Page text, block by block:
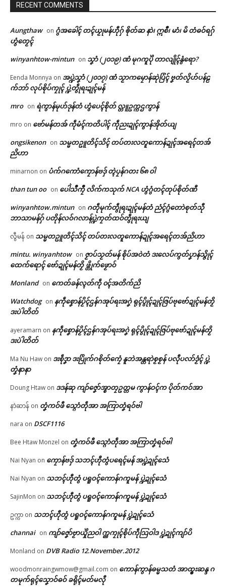
ဌာန်ပရိုၚ်ဗၠးၜးမန်
ပရိုၚ်လက္ကရဴအိုတ်
🏛 လညာတ်ပါ်ပဲါ
ညးဒါန်လိက်
Related
ဘာကောန်ဂကူမန်ဂမၠိုၚ် ဂိတုမေ
(၂၅) ဏံ စဒုၚ်တဲပအပ်ဘာရောၚ်
May 21, 2026
In "ပရိုၚ်"
တ်ဂှ်ဂြဴ
June 15, 2026
ဂၠေၚ်ပၞာန်မန်ဂှ် ဇြိုၚ်မံၚ်စိုတ်ဟာ …
RECENT COMMENTS
Aungthaw on ဂွံအခေါၚ် တၚ်ယၟုမန်ဟီုဂှ် ၜိုတ်ဆ နာဲ၊ ဣစဳ၊ မာံ၊ မိ တံဓဝ်ရဂှ်
ဟွံတၟေၚ်
winyanhtow-mintun on သၞာံ (၂၀၁၉) ဏံ မုဂကူပိုဲ တာလျိုၚ်နွံရော?
Eenda Monnya on အပ္ဍဲသၞာံ (၂၀၁၇) ဏံ သၟာကမၠောန်ဆုဲပြံၚ် ဗၞတ်လၟိဟ်ပန်ဠ
က်ဘာ် လုပ်စိုပ်ကၠုၚ် ပ္ဍဲတွဵုရးဍုၚ်မန်
mro on ရဲကွာန်မုဟ်ဒုန်တံ ဟွံပေၚ်စိုတ် လ္တူဥက္ကဌကွာန်
mro on ဗော်မန်တအ် ကဵုမံၚ်ကတိပါၚ် ကဵုညးဍုၚ်ကွာန်အိုတ်ယျ
ongsikenon on သမ္မတဥူတိၚ်သိၚ် တပ်တးလတူကောန်ဍုၚ်အရေၚ်တအ်
ညိဟာ
minarnon on ပံက်ဂကောံကၠောန်ဗဒှ် တ္ၚဲပၠန်ဂတး ၆၈ ဝါ
than tun oo on ပေါဲသဳကၠဳ လိက်ကသုက် NCA ဟွံဂွံတၚ်တုပ်စိုတ်ဏီ
winyanhtow.mintun on ဂတဵုမုက်တွဵုရးဍုၚ်မန်တံ ညံၚ်ဂွံတောဲစုတ်သီု
ဘာသာမန်ဂှ် ပတိုန်လဝ်ဂလာန်ပ္ဍဲကၠတ်ထဝ်တွဵုရးယျ
လွီမန် on သမ္မတဥူတိၚ်သိၚ် တပ်တးလတူကောန်ဍုၚ်အရေၚ်တအ်ညိဟာ
mintu. winyanhtow on ဇၟာပ်သၟတ်မန် စိုပ်အဝဲတံ ဒးလေပ်ကွတ်ပၞာန်သ္ဇိုၚ်
ထေက်ရောၚ် ဗော်ဍုၚ်မန်တၟိ ဖ္တိုက်ဖၟောဝ်
Monland on ကေတ်ခန်လ္ၚတ်ကဵု ၀ၚ်အတိက်ညိ
Watchdog on နကဵုစၞောန်ပၟိၚ်ဌန်ဂအုပ်ရးအဂၞဲ ရုၚ်ပွိုၚ်ဍုၚ်ဇြပ်ဗုဗော်ဍုၚ်မန်တၟိ
ဒးပဲါတိတ်
ayeramarn on နကဵုစၞောန်ပၟိၚ်ဌန်ဂအုပ်ရးအဂၞဲ ရုၚ်ပွိုၚ်ဍုၚ်ဇြပ်ဗုဗော်ဍုၚ်မန်တၟိ
ဒးပဲါတိတ်
Ma Nu Haw on ဒးစဵုဒၞာ ဒးပြိုက်ဂစိုတ်ကၠေံ နူဘဲအန္တရာဲစၟစၟန် ပလီုပလာ်ဒၟံၚ် ပ္ဍဲ
တၞံနာနာ
Doung Htaw on ဒဒန်ဆု ကျာ်ဇၞော်အ္စာတၠဥတ္တမ ကွာန်ဝၚ်က ပိုတ်ကဝ်အာ
နာဲဆာန် on တၞံကဝ်ဖီ သ္ဂောံတဵုအာ အကြာတၞံရဝ်ဗါ
nara on DSCF1116
Bee Htaw Monzel on တၞံကဝ်ဖီ သ္ဂောံတဵုအာ အကြာတၞံရဝ်ဗါ
Nai Nyan on ကၠောန်ဗဒှ် သဘၚ်ဟီုတွံပရေၚ်မန် အပ္ဍဲဍုၚ်သေံ
Nai Nyan on သဘၚ်ဟီုတွံ ပရူဝၚ်ကောန်ဂကူမန် ပ္ဍဲဍုၚ်သေံ
SajinMon on သဘၚ်ဟီုတွံ ပရူဝၚ်ကောန်ဂကူမန် ပ္ဍဲဍုၚ်သေံ
ဥက္ကာ on သဘၚ်ဟီုတွံ ပရူဝၚ်ကောန်ဂကူမန် ပ္ဍဲဍုၚ်သေံ
channai on ကျာ်ဇၞော်ဗၟာယှိုဲညဝါ က္ညကၠုၚ်စိုပ်ကဵုသြဝါဒ ပ္ဍဲဍုၚ်ကျာ်ပိ
Monland on DVB Radio 12.November.2012
woodmonraingwmow@gmail.com on ကောန်ကွာန်ဓမ္မသတံ အာထ္ၜးဆန္ဒ ဂ
တမုက်ရုၚ်သၞောဝ်ဓဝ် ခရိုၚ်မတ်မလီု